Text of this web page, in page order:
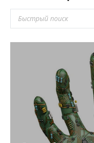
товаров